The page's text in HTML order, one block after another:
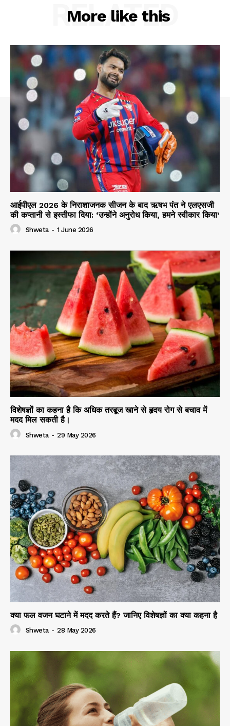
More like this
RELATED
आईपीएल 2026 के निराशाजनक सीजन के बाद ऋषभ पंत ने एलएसजी
की कप्तानी से इस्तीफा दिया: ‘उन्होंने अनुरोध किया, हमने स्वीकार किया’
Shweta - 1 June 2026
विशेषज्ञों का कहना है कि अधिक तरबूज खाने से हृदय रोग से बचाव में
मदद मिल सकती है।
Shweta - 29 May 2026
क्या फल वजन घटाने में मदद करते हैं? जानिए विशेषज्ञों का क्या कहना है
Shweta - 28 May 2026